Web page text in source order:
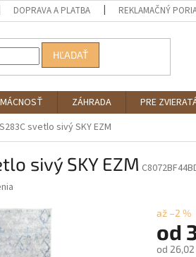
DOPRAVA A PLATBA REKLAMAČNÝ
HĽADAŤ
ZÁHRADA
PRE
svetlo sivý SKY EZM
sivý SKY EZM
až –2 %
od
od